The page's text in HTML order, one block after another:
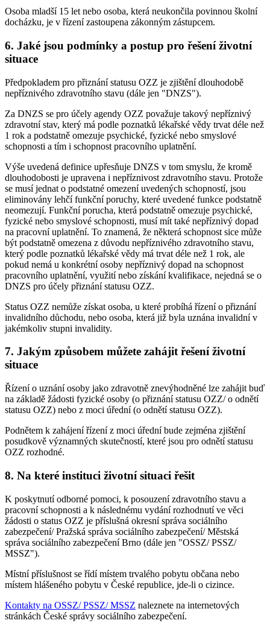
Osoba mladší 15 let nebo osoba, která neukončila povinnou školní
docházku, je v řízení zastoupena zákonným zástupcem.
6. Jaké jsou podmínky a postup pro řešení životní
situace
Předpokladem pro přiznání statusu OZZ je zjištění dlouhodobě
nepříznivého zdravotního stavu (dále jen "DNZS").
Za DNZS se pro účely agendy OZZ považuje takový nepříznivý
zdravotní stav, který má podle poznatků lékařské vědy trvat déle než
1 rok a podstatně omezuje psychické, fyzické nebo smyslové
schopnosti a tím i schopnost pracovního uplatnění.
Výše uvedená definice upřesňuje DNZS v tom smyslu, že kromě
dlouhodobosti je upravena i nepříznivost zdravotního stavu. Protože
se musí jednat o podstatné omezení uvedených schopností, jsou
eliminovány lehčí funkční poruchy, které uvedené funkce podstatně
neomezují. Funkční porucha, která podstatně omezuje psychické,
fyzické nebo smyslové schopnosti, musí mít také nepříznivý dopad
na pracovní uplatnění. To znamená, že některá schopnost sice může
být podstatně omezena z důvodu nepříznivého zdravotního stavu,
který podle poznatků lékařské vědy má trvat déle než 1 rok, ale
pokud nemá u konkrétní osoby nepříznivý dopad na schopnost
pracovního uplatnění, využití nebo získání kvalifikace, nejedná se o
DNZS pro účely přiznání statusu OZZ.
Status OZZ nemůže získat osoba, u které probíhá řízení o přiznání
invalidního důchodu, nebo osoba, která již byla uznána invalidní v
jakémkoliv stupni invalidity.
7. Jakým způsobem můžete zahájit řešení životní
situace
Řízení o uznání osoby jako zdravotně znevýhodněné lze zahájit buď
na základě žádosti fyzické osoby (o přiznání statusu OZZ/ o odnětí
statusu OZZ) nebo z moci úřední (o odnětí statusu OZZ).
Podnětem k zahájení řízení z moci úřední bude zejména zjištění
posudkově významných skutečností, které jsou pro odnětí statusu
OZZ rozhodné.
8. Na které instituci životní situaci řešit
K poskytnutí odborné pomoci, k posouzení zdravotního stavu a
pracovní schopnosti a k následnému vydání rozhodnutí ve věci
žádosti o status OZZ je příslušná okresní správa sociálního
zabezpečení/ Pražská správa sociálního zabezpečení/ Městská
správa sociálního zabezpečení Brno (dále jen "OSSZ/ PSSZ/
MSSZ").
Místní příslušnost se řídí místem trvalého pobytu občana nebo
místem hlášeného pobytu v České republice, jde-li o cizince.
Kontakty na OSSZ/ PSSZ/ MSSZ naleznete na internetových
stránkách České správy sociálního zabezpečení.